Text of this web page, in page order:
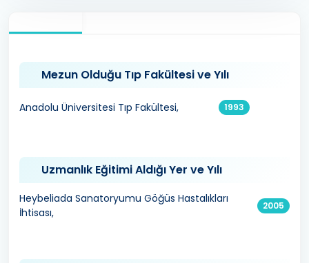
Mezun Olduğu Tıp Fakültesi ve Yılı
Anadolu Üniversitesi Tıp Fakültesi, 1993
Uzmanlık Eğitimi Aldığı Yer ve Yılı
Heybeliada Sanatoryumu Göğüs Hastalıkları
İhtisası,
2005